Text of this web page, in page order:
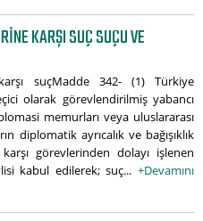
KARŞI SUÇ SUÇU VE
suçMadde 342- (1) Türkiye
olarak görevlendirilmiş yabancı
memurları veya uluslararası
diplomatik ayrıcalık ve bağışıklık
görevlerinden dolayı işlenen
kabul edilerek; suç... +Devamını